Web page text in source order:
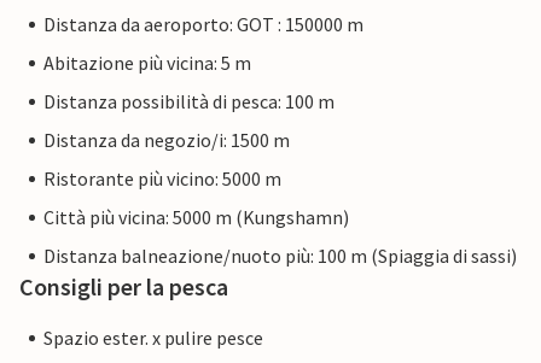
Distanza da aeroporto: GOT : 150000 m
Abitazione più vicina: 5 m
Distanza possibilità di pesca: 100 m
Distanza da negozio/i: 1500 m
Ristorante più vicino: 5000 m
Città più vicina: 5000 m (Kungshamn)
Distanza balneazione/nuoto più: 100 m (Spiaggia di sassi)
Consigli per la pesca
Spazio ester. x pulire pesce